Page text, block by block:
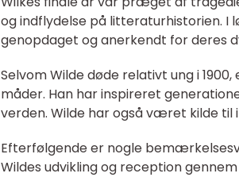
og indflydelse på litteraturhistorien.
genopdaget og anerkendt for deres
Selvom Wilde døde relativt ung i
måder. Han har inspireret
verden. Wilde har også været kilde til
Efterfølgende er nogle
Wildes udvikling og reception gennem